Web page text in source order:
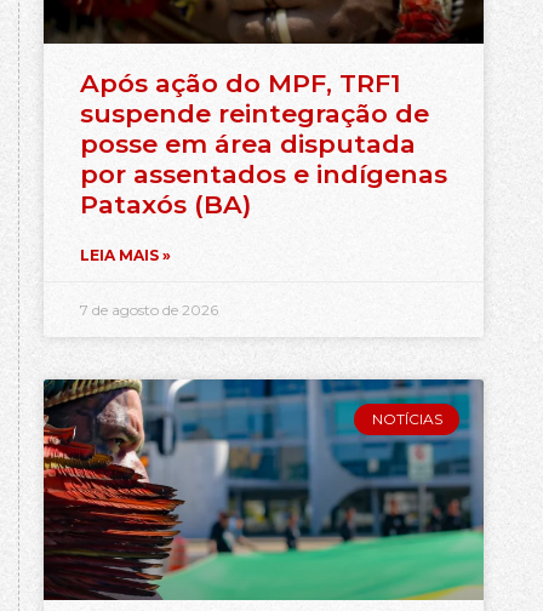
Após ação do MPF, TRF1
suspende reintegração de
posse em área disputada
por assentados e indígenas
Pataxós (BA)
LEIA MAIS »
7 de agosto de 2026
NOTÍCIAS